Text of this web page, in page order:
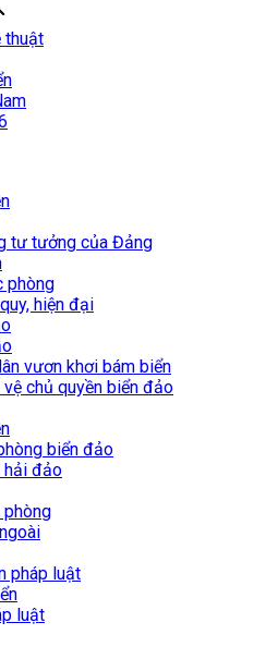
thuật
tư tưởng của Đảng
phòng
hiện đại
vươn khơi bám biển
chủ quyền biển đảo
biển đảo
hải đảo
pháp luật
luật